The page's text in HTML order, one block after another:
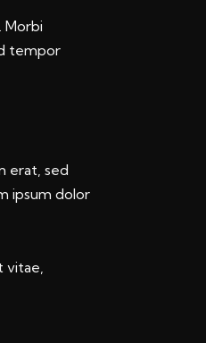
Morbi
tempor
erat, sed
ipsum dolor
vitae,